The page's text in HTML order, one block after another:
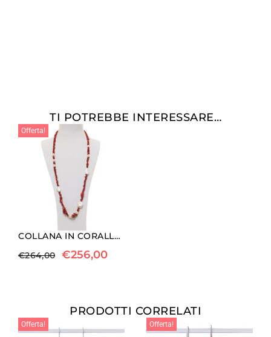
TI POTREBBE INTERESSARE…
Offerta!
COLLANA IN CORALLO ROSSO E PERLE CON ARGENTO
€264,00 €256,00
PRODOTTI CORRELATI
Offerta! Offerta!